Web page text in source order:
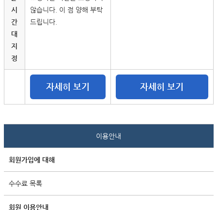
시
간
대
지
정
않습니다. 이 점 양해 부탁
드립니다.
자세히 보기 자세히 보기
이용안내
회원가입에 대해
수수료 목록
회원 이용안내